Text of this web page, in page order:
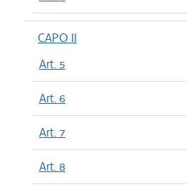
CAPO II
Art. 5
Art. 6
Art. 7
Art. 8